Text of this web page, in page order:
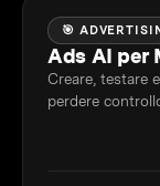
🎯
Ads AI per
Creare, testare
perdere